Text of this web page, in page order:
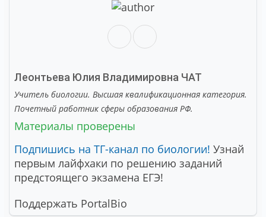
Леонтьева Юлия Владимировна ЧАТ
Учитель биологии. Высшая квалификационная категория.
Почетный работник сферы образования РФ.
Материалы проверены
Подпишись на ТГ-канал по биологии! Узнай
первым лайфхаки по решению заданий
предстоящего экзамена ЕГЭ!
Поддержать PortalBio